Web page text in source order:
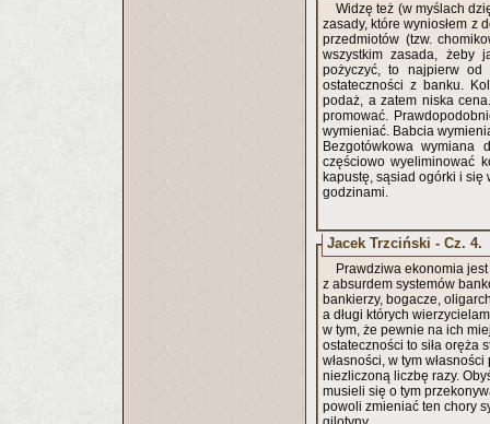
Widzę też (w myślach
zasady, które wyniosłem z
przedmiotów (tzw.
wszystkim zasada, żeby
pożyczyć, to najpierw
ostateczności z banku.
podaż, a zatem niska
promować.
wymieniać. Babcia
Bezgotówkowa
częściowo wyeliminować
kapustę, sąsiad ogórki i się
godzinami.
Jacek Trzciński - Cz. 4.
Prawdziwa ekonomia
z absurdem systemów
bankierzy, bogacze,
a długi których
w tym, że pewnie na ich
ostateczności to siła oręża
własności, w tym
niezliczoną liczbę razy.
musieli się o tym
powoli zmieniać ten chory